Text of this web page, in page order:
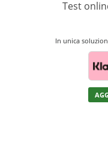
Test
In unica